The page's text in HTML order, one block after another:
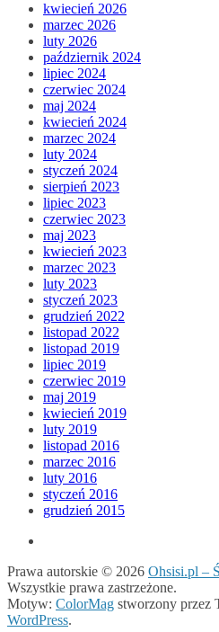
kwiecień 2026
marzec 2026
luty 2026
październik 2024
lipiec 2024
czerwiec 2024
maj 2024
kwiecień 2024
marzec 2024
luty 2024
styczeń 2024
sierpień 2023
lipiec 2023
czerwiec 2023
maj 2023
kwiecień 2023
marzec 2023
luty 2023
styczeń 2023
grudzień 2022
listopad 2022
listopad 2019
lipiec 2019
czerwiec 2019
maj 2019
kwiecień 2019
luty 2019
listopad 2016
marzec 2016
luty 2016
styczeń 2016
grudzień 2015
Prawa autorskie © 2026 Ohsisi.pl –
Wszystkie prawa zastrzeżone.
Motyw: ColorMag stworzony przez
WordPress.